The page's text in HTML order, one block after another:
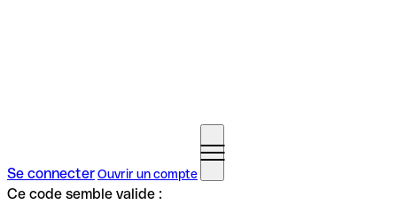
Se connecterOuvrir un compte
Ce code semble valide :